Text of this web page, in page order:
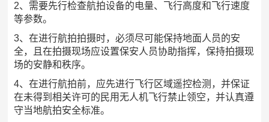
2、需要先行检查航拍设备的电量、飞行高度和飞行速度
等参数。
3、在进行航拍拍摄时，必须尽可能保持地面人员的安
全，且在拍摄现场应设置保安人员协助指挥，保持拍摄现
场的安静和秩序。
4、在进行航拍前，应先进行飞行区域遥控检测，并保证
在未得到相关许可的民用无人机飞行禁止领空，并认真遵
守当地航拍安全标准。